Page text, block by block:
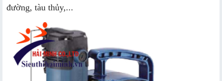
đường, tàu thủy,...